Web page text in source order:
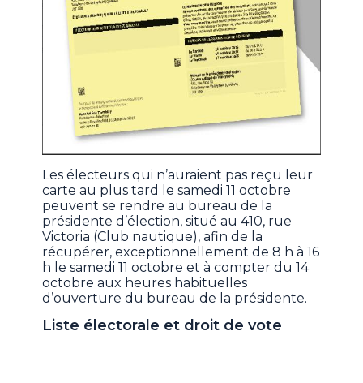
Les électeurs qui n’auraient pas reçu leur
carte au plus tard le samedi 11 octobre
peuvent se rendre au bureau de la
présidente d’élection, situé au 410, rue
Victoria (Club nautique), afin de la
récupérer, exceptionnellement de 8 h à 16
h le samedi 11 octobre et à compter du 14
octobre aux heures habituelles
d’ouverture du bureau de la présidente.
Liste électorale et droit de vote